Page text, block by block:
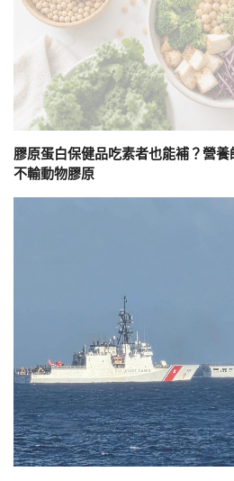
膠原蛋白保健品吃素者也能補？營
不輸動物膠原